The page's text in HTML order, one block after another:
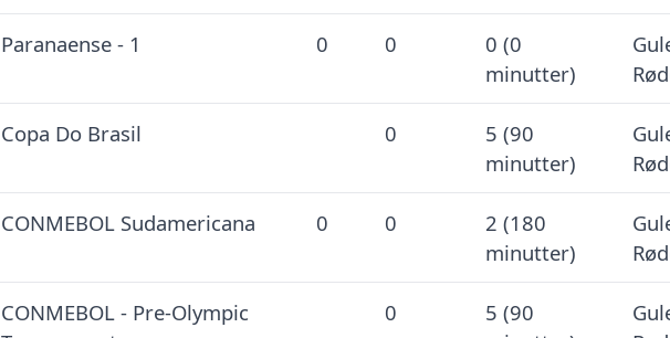
Paranaense - 1 0 0
0 (0
minutter)
Copa Do Brasil 0
5 (90
minutter)
CONMEBOL Sudamericana 0 0
2 (180
minutter)
CONMEBOL - Pre-Olympic
0
5 (90